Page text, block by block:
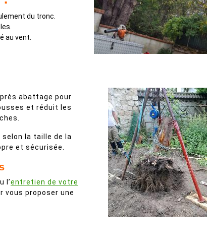
du tronc.
au vent.
abattage pour
et réduit les
la taille de la
et sécurisée.
l’entretien de votre
vous proposer une